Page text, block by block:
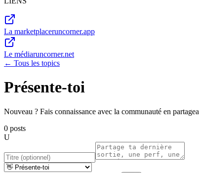
La marketplaceruncorner.app
Le médiaruncorner.net
← Tous les topics
Présente-toi
Nouveau ? Fais connaissance avec la communauté en
0 posts
U